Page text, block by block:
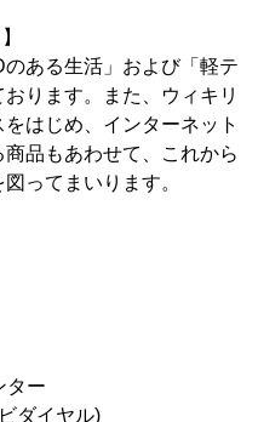
ある生活」および「軽テ
ります。また、ウィキリ
はじめ、インターネット
品もあわせて、これから
ってまいります。
ター
イヤル)